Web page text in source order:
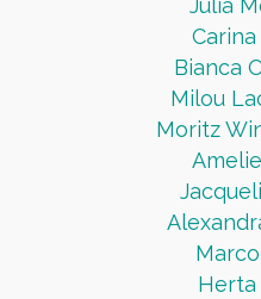
Julia
Bianca
Milou
Moritz